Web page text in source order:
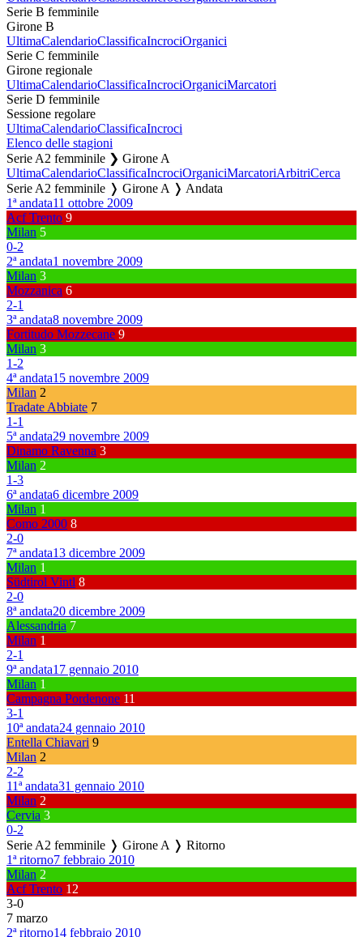
Serie B femminile
Girone B
UltimaCalendarioClassificaIncrociOrganici
Serie C femminile
Girone regionale
UltimaCalendarioClassificaIncrociOrganiciMarcatori
Serie D femminile
Sessione regolare
UltimaCalendarioClassificaIncroci
Elenco delle stagioni
Serie A2 femminile ❯ Girone A
UltimaCalendarioClassificaIncrociOrganiciMarcatoriArbitriCerca
Serie A2 femminile ❭ Girone A ❭ Andata
1ª andata11 ottobre 2009
Acf Trento 9
Milan 5
0-2
2ª andata1 novembre 2009
Milan 3
Mozzanica 6
2-1
3ª andata8 novembre 2009
Fortitudo Mozzecane 9
Milan 3
1-2
4ª andata15 novembre 2009
Milan 2
Tradate Abbiate 7
1-1
5ª andata29 novembre 2009
Dinamo Ravenna 3
Milan 2
1-3
6ª andata6 dicembre 2009
Milan 1
Como 2000 8
2-0
7ª andata13 dicembre 2009
Milan 1
Südtirol Vintl 8
2-0
8ª andata20 dicembre 2009
Alessandria 7
Milan 1
2-1
9ª andata17 gennaio 2010
Milan 1
Campagna Pordenone 11
3-1
10ª andata24 gennaio 2010
Entella Chiavari 9
Milan 2
2-2
11ª andata31 gennaio 2010
Milan 2
Cervia 3
0-2
Serie A2 femminile ❭ Girone A ❭ Ritorno
1ª ritorno7 febbraio 2010
Milan 2
Acf Trento 12
3-0
7 marzo
2ª ritorno14 febbraio 2010